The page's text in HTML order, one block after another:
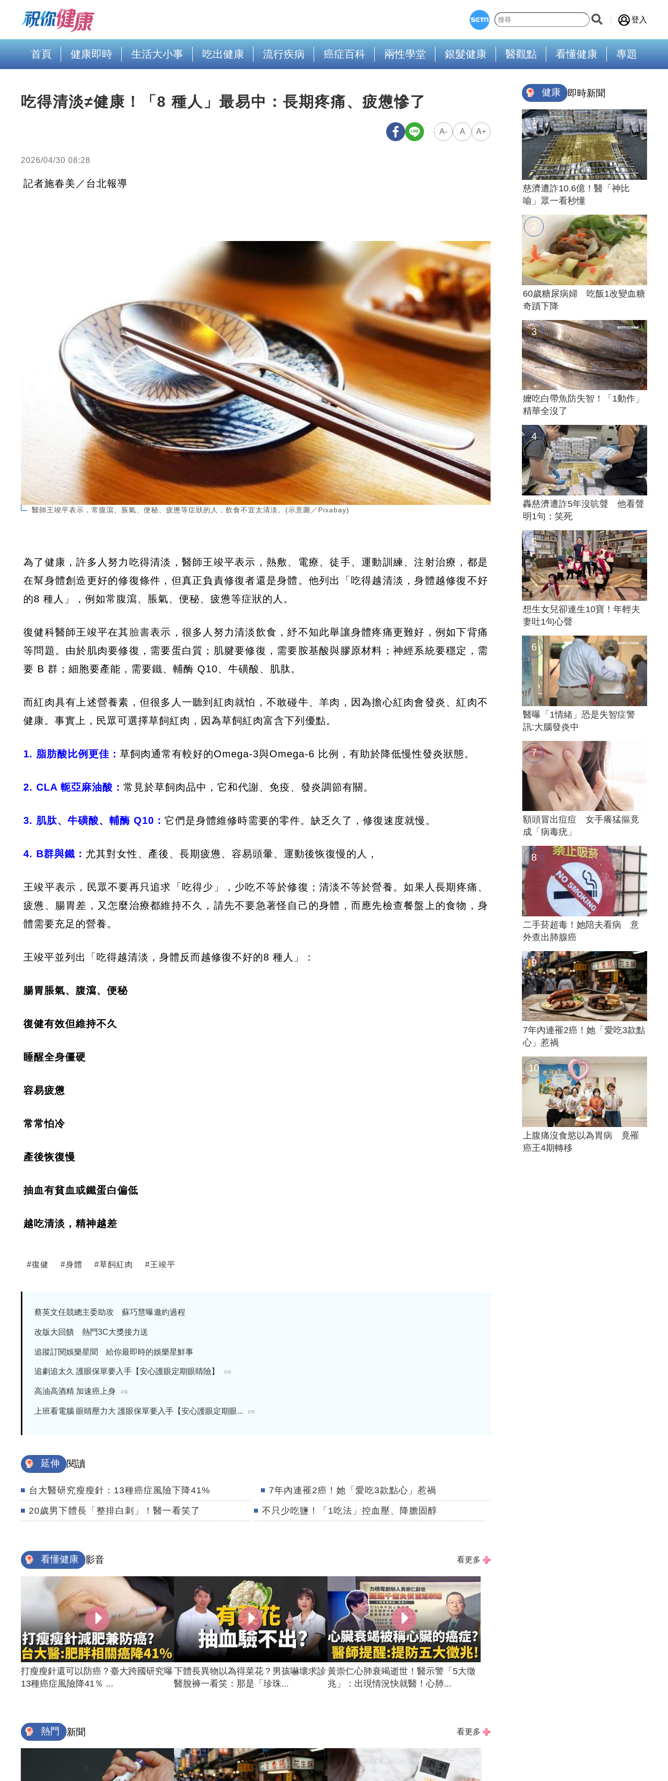
登入
首頁 健康即時 生活大小事 吃出健康 流行疾病 癌症百科 兩性學堂 銀髮健康 醫觀點 看懂健康 專題
吃得清淡≠健康！「8 種人」最易中：長期疼痛、疲憊慘了
A- A A+
2026/04/30 08:28
記者施春美／台北報導
醫師王竣平表示，常腹瀉、脹氣、便秘、疲憊等症狀的人，飲食不宜太清淡。(示意圖／Pixabay)
為了健康，許多人努力吃得清淡，醫師王竣平表示，熱敷、電療、徒手、運動訓練、注射治療，都是
在幫身體創造更好的修復條件，但真正負責修復者還是身體。他列出「吃得越清淡，身體越修復不好
的8 種人」，例如常腹瀉、脹氣、便秘、疲憊等症狀的人。
復健科醫師王竣平在其臉書表示，很多人努力清淡飲食，紓不知此舉讓身體疼痛更難好，例如下背痛
等問題。由於肌肉要修復，需要蛋白質；肌腱要修復，需要胺基酸與膠原材料；神經系統要穩定，需
要 B 群；細胞要產能，需要鐵、輔酶 Q10、牛磺酸、肌肽。
而紅肉具有上述營養素，但很多人一聽到紅肉就怕，不敢碰牛、羊肉，因為擔心紅肉會發炎、紅肉不
健康。事實上，民眾可選擇草飼紅肉，因為草飼紅肉富含下列優點。​
1. 脂肪酸比例更佳： 草飼肉通常有較好的Omega-3與Omega-6 比例，有助於降低慢性發炎狀態。
2. CLA 軛亞麻油酸： 常見於草飼肉品中，它和代謝、免疫、發炎調節有關。
3. 肌肽、牛磺酸、輔酶 Q10： 它們是身體維修時需要的零件。缺乏久了，修復速度就慢。
​4. B群與鐵： 尤其對女性、產後、長期疲憊、容易頭暈、運動後恢復慢的人，
​王竣平表示，民眾不要再只追求「吃得少」，少吃不等於修復；清淡不等於營養。​如果人長期疼痛、
疲憊、腸胃差，又怎麼治療都維持不久，請先不要急著怪自己的身體，而應先檢查餐盤上的食物，身
體需要充足的營養。
王竣平並列出「吃得越清淡，身體反而越修復不好的8 種人」：
腸胃脹氣、腹瀉、便秘
復健有效但維持不久
睡醒全身僵硬
容易疲憊
常常怕冷
產後恢復慢
抽血有貧血或鐵蛋白偏低
越吃清淡，精神越差
#復健 #身體 #草飼紅肉 #王竣平
蔡英文任競總主委助攻 蘇巧慧曝邀約過程
改版大回饋 熱門3C大獎接力送
追蹤訂閱娛樂星聞 給你最即時的娛樂星鮮事
追劇追太久 護眼保單要入手【安心護眼定期眼睛險】 PR
高油高酒精 加速癌上身 PR
上班看電腦 眼睛壓力大 護眼保單要入手【安心護眼定期眼... PR
延伸 閱讀
台大醫研究瘦瘦針：13種癌症風險下降41% 7年內連罹2癌！她「愛吃3款點心」惹禍
20歲男下體長「整排白刺」！醫一看笑了 不只少吃鹽！「1吃法」控血壓、降膽固醇
看懂健康 影音 看更多
打瘦瘦針還可以防癌？臺大跨國研究曝
13種癌症風險降41％ ...
下體長異物以為得菜花？男孩嚇壞求診
醫脫褲一看笑：那是「珍珠...
黃崇仁心肺衰竭逝世！醫示警「5大徵
兆」：出現情況快就醫！心肺...
熱門 新聞 看更多
健康 即時新聞
慈濟遭詐10.6億！醫「神比
喻」眾一看秒懂
60歲糖尿病婦 吃飯1改變血糖
奇蹟下降
嬤吃白帶魚防失智！「1動作」
精華全沒了
轟慈濟遭詐5年沒吭聲 他看聲
明1句：笑死
想生女兒卻連生10寶！年輕夫
妻吐1句心聲
醫曝「1情緒」恐是失智症警
訊:大腦發炎中
額頭冒出痘痘 女手癢猛摳竟
成「病毒疣」
二手菸超毒！她陪夫看病 意
外查出肺腺癌
7年內連罹2癌！她「愛吃3款點
心」惹禍
上腹痛沒食慾以為胃病 竟罹
癌王4期轉移